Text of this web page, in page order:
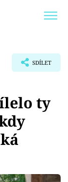
SDÍLET
ty